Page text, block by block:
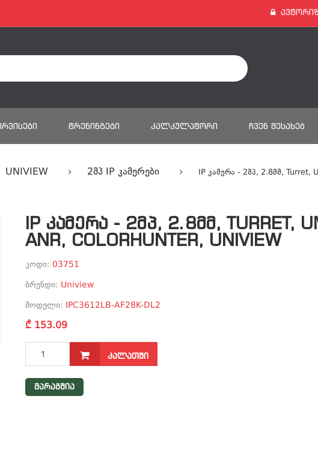
ᲢᲠᲔᲜᲘᲜᲒᲔᲑᲘ ᲙᲐᲚᲙᲣᲚᲐᲢᲝᲠᲘ ᲩᲕᲔᲜ ᲨᲔᲡᲐᲮᲔᲑ
UNIVIEW 2მპ IP Კამერები IP Კამერა - 2მპ, 2.8მმ, Turret,
IP ᲙᲐᲛᲔᲠᲐ - 2ᲛᲞ, 2.8ᲛᲛ, TURRET,
ANR, COLORHUNTER, UNIVIEW
კოდი: 03751
ბრენდი: Uniview
მოდელი: IPC3612LB-AF28K-DL2
₾ 153.09
ᲙᲐᲚᲐᲗᲨᲘ
მარაგშია